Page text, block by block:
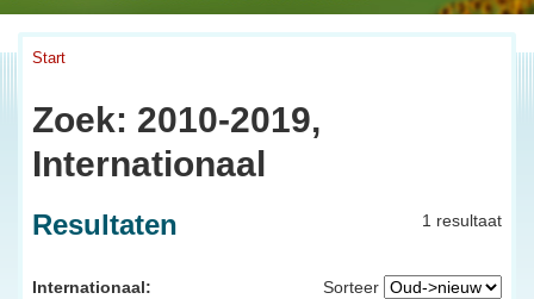
Start
Zoek: 2010-2019,
Internationaal
1 resultaat
Resultaten
Sorteer
Internationaal: